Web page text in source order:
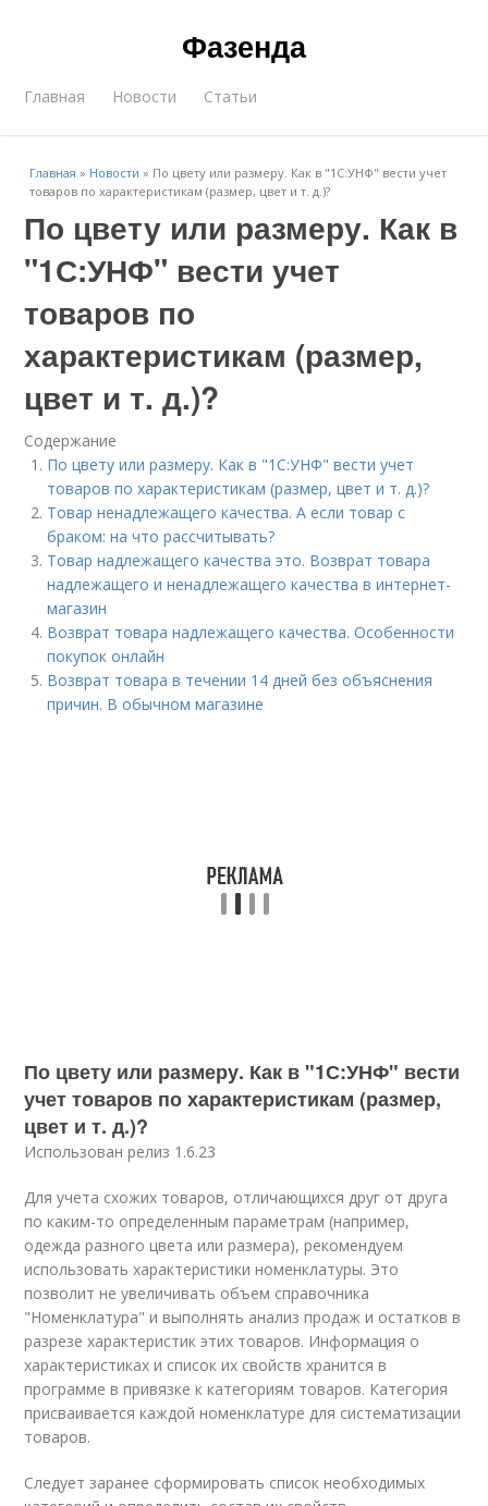
Фазенда
Главная Новости Статьи
Главная » Новости » По цвету или размеру. Как в "1С:УНФ" вести учет
товаров по характеристикам (размер, цвет и т. д.)?
По цвету или размеру. Как в
"1С:УНФ" вести учет
товаров по
характеристикам (размер,
цвет и т. д.)?
Содержание
По цвету или размеру. Как в "1С:УНФ" вести учет
товаров по характеристикам (размер, цвет и т. д.)?
Товар ненадлежащего качества. А если товар с
браком: на что рассчитывать?
Товар надлежащего качества это. Возврат товара
надлежащего и ненадлежащего качества в интернет-
магазин
Возврат товара надлежащего качества. Особенности
покупок онлайн
Возврат товара в течении 14 дней без объяснения
причин. В обычном магазине
По цвету или размеру. Как в "1С:УНФ" вести
учет товаров по характеристикам (размер,
цвет и т. д.)?
Использован релиз 1.6.23
Для учета схожих товаров, отличающихся друг от друга
по каким-то определенным параметрам (например,
одежда разного цвета или размера), рекомендуем
использовать характеристики номенклатуры. Это
позволит не увеличивать объем справочника
"Номенклатура" и выполнять анализ продаж и остатков в
разрезе характеристик этих товаров. Информация о
характеристиках и список их свойств хранится в
программе в привязке к категориям товаров. Категория
присваивается каждой номенклатуре для систематизации
товаров.
Следует заранее сформировать список необходимых